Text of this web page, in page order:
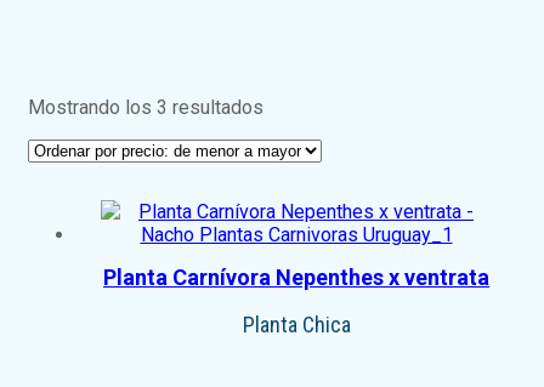
Mostrando los 3 resultados
Planta Carnívora Nepenthes x ventrata
Planta Chica